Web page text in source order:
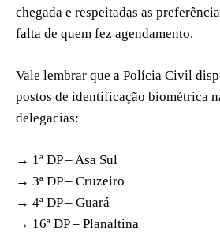
chegada e respeitadas as
falta de quem fez agendamento.
Vale lembrar que a Polícia Civil
postos de identificação biométrica
delegacias:
→ 1ª DP – Asa Sul
→ 3ª DP – Cruzeiro
→ 4ª DP – Guará
→ 16ª DP – Planaltina